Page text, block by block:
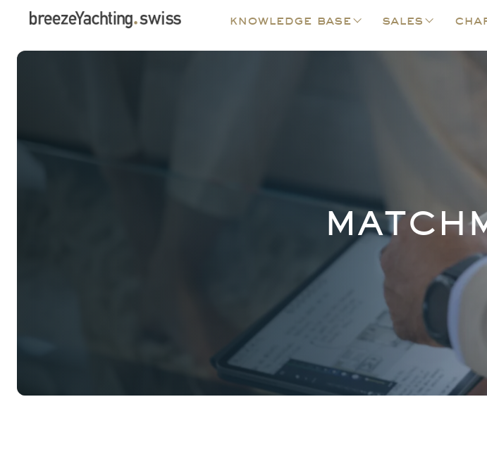
knowledge base sales